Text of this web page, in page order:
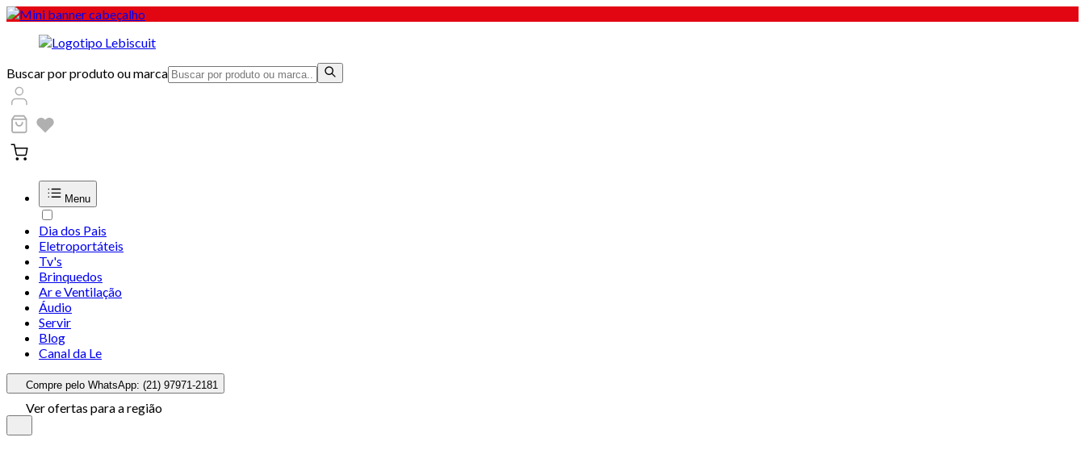
Buscar por produto ou marca
Menu
Dia dos Pais
Eletroportáteis
Tv's
Brinquedos
Ar e Ventilação
Áudio
Servir
Blog
Canal da Le
Compre pelo WhatsApp: (21) 97971-2181
Ver ofertas para a região